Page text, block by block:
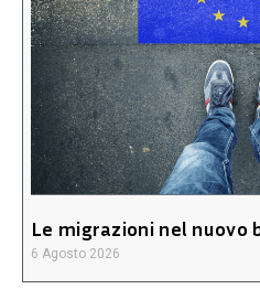
Le migrazioni nel nuovo
6 Agosto 2026